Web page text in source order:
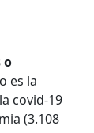
o
es la
covid-19
(3.108